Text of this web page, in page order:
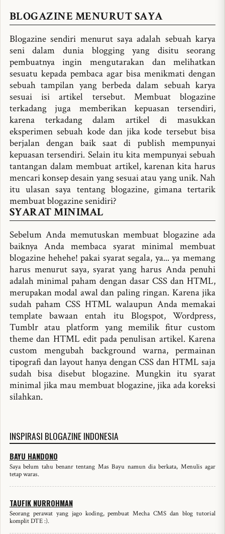
BLOGAZINE MENURUT SAYA
Blogazine sendiri menurut saya adalah sebuah karya
seni dalam dunia blogging yang disitu seorang
pembuatnya ingin mengutarakan dan melihatkan
sesuatu kepada pembaca agar bisa menikmati dengan
sebuah tampilan yang berbeda dalam sebuah karya
sesuai isi artikel tersebut. Membuat blogazine
terkadang juga memberikan kepuasan tersendiri,
karena terkadang dalam artikel di masukkan
eksperimen sebuah kode dan jika kode tersebut bisa
berjalan dengan baik saat di publish mempunyai
kepuasan tersendiri. Selain itu kita mempunyai sebuah
tantangan dalam membuat artikel, karenan kita harus
mencari konsep desain yang sesuai atau yang unik. Nah
itu ulasan saya tentang blogazine, gimana tertarik
membuat blogazine senidiri?
SYARAT MINIMAL
Sebelum Anda memutuskan membuat blogazine ada
baiknya Anda membaca syarat minimal membuat
blogazine hehehe! pakai syarat segala, ya... ya memang
harus menurut saya, syarat yang harus Anda penuhi
adalah minimal paham dengan dasar CSS dan HTML,
merupakan modal awal dan paling ringan. Karena jika
sudah paham CSS HTML walaupun Anda memakai
template bawaan entah itu Blogspot, Wordpress,
Tumblr atau platform yang memilik fitur custom
theme dan HTML edit pada penulisan artikel. Karena
custom mengubah background warna, permainan
tipografi dan layout hanya dengan CSS dan HTML saja
sudah bisa disebut blogazine. Mungkin itu syarat
minimal jika mau membuat blogazine, jika ada koreksi
silahkan.
INSPIRASI BLOGAZINE INDONESIA
BAYU HANDONO
Saya belum tahu benanr tentang Mas Bayu namun dia berkata, Menulis agar
tetap waras.
TAUFIK NURROHMAN
Seorang perawat yang jago koding, pembuat Mecha CMS dan blog tutorial
komplit DTE :).